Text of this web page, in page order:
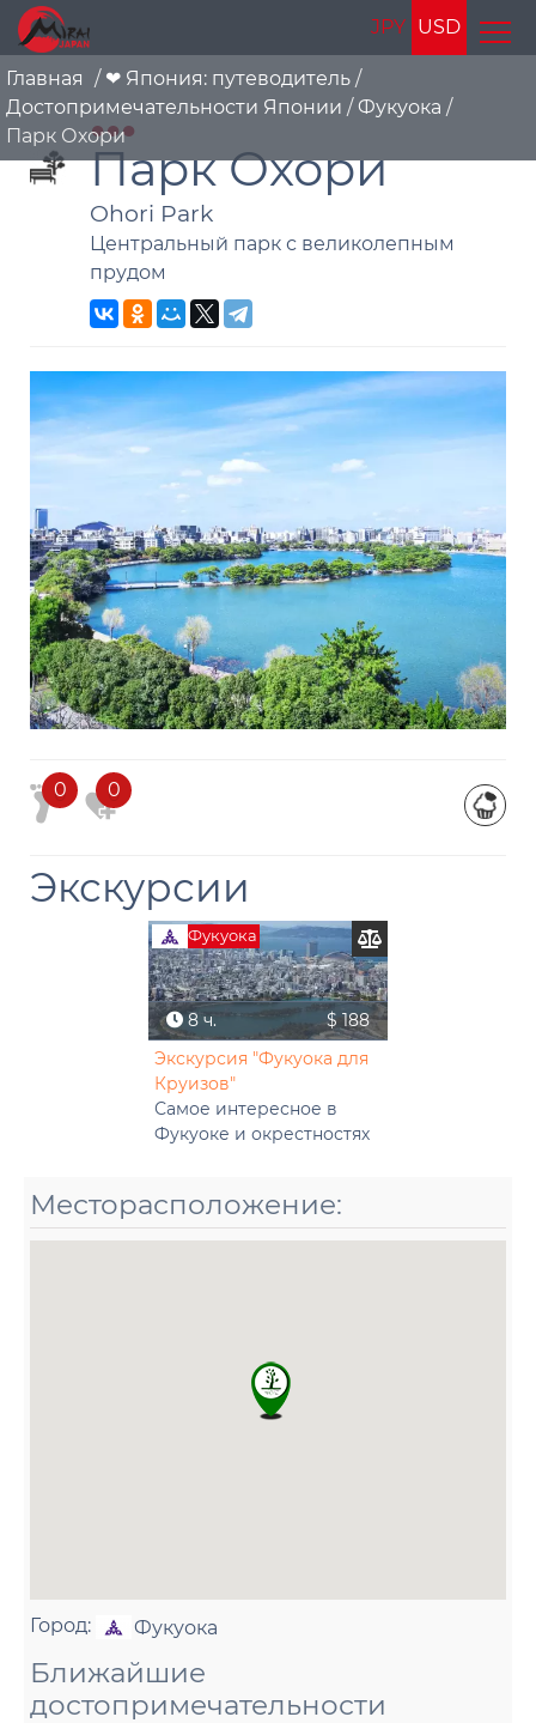
JPY USD
Главная / ❤ Япония: путеводитель /
Достопримечательности Японии / Фукуока /
Парк Охори
Парк Охори
Ohori Park
Центральный парк с великолепным
прудом
0 0
Экскурсии
Фукуока
8 ч.
$ 188
Экскурсия "Фукуока для
Круизов"
Самое интересное в
Фукуоке и окрестностях
Месторасположение:
Город: Фукуока
Ближайшие
достопримечательности